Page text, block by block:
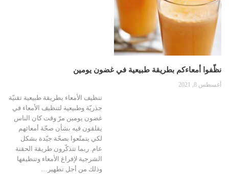
نظّفوا أمعاءكم بطريقة طبيعية في غضون يومين
أغسطس 8, 2021
تنظيف الأمعاء بطريقة طبيعية تقنيّة
جذريّة وطبيعية لتنظيف الأمعاء في
غضون يومين مرّ وقت كان الناس
يقلقون فيه بشأن صحّة أمعائهم
لكي يتمتّعوا بصحّة جيّدة بشكل
عام. ربما تتذكّرون طريقة الحقنة
الشرجية لإفراغ الأمعاء وتنظيفها
وذلك من أجل تطهير…